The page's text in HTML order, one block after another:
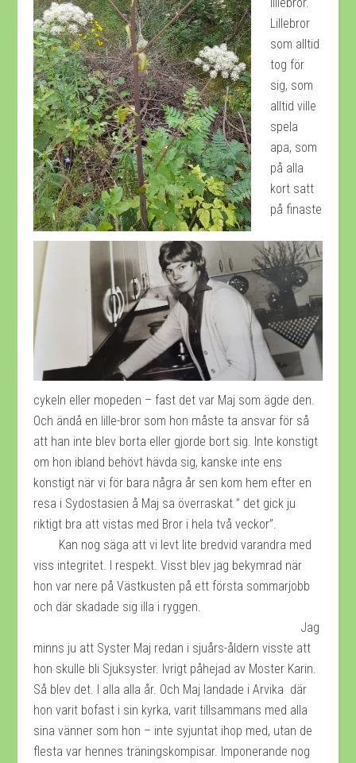
Lillebror
som alltid
tog för
sig, som
alltid ville
spela
apa, som
på alla
kort satt
på finaste
cykeln eller mopeden – fast det var Maj som ägde den.
Och ändå en lille-bror som hon måste ta ansvar för så
att han inte blev borta eller gjorde bort sig. Inte konstigt
om hon ibland behövt hävda sig, kanske inte ens
konstigt när vi för bara några år sen kom hem efter en
resa i Sydostasien å Maj sa överraskat ” det gick ju
riktigt bra att vistas med Bror i hela två veckor”.
Kan nog säga att vi levt lite bredvid varandra med
viss integritet. I respekt. Visst blev jag bekymrad när
hon var nere på Västkusten på ett första sommarjobb
och där skadade sig illa i ryggen.
Jag
minns ju att Syster Maj redan i sjuårs-åldern visste att
hon skulle bli Sjuksyster. Ivrigt påhejad av Moster Karin.
Så blev det. I alla alla år. Och Maj landade i Arvika där
hon varit bofast i sin kyrka, varit tillsammans med alla
sina vänner som hon – inte syjuntat ihop med, utan de
flesta var hennes träningskompisar. Imponerande nog